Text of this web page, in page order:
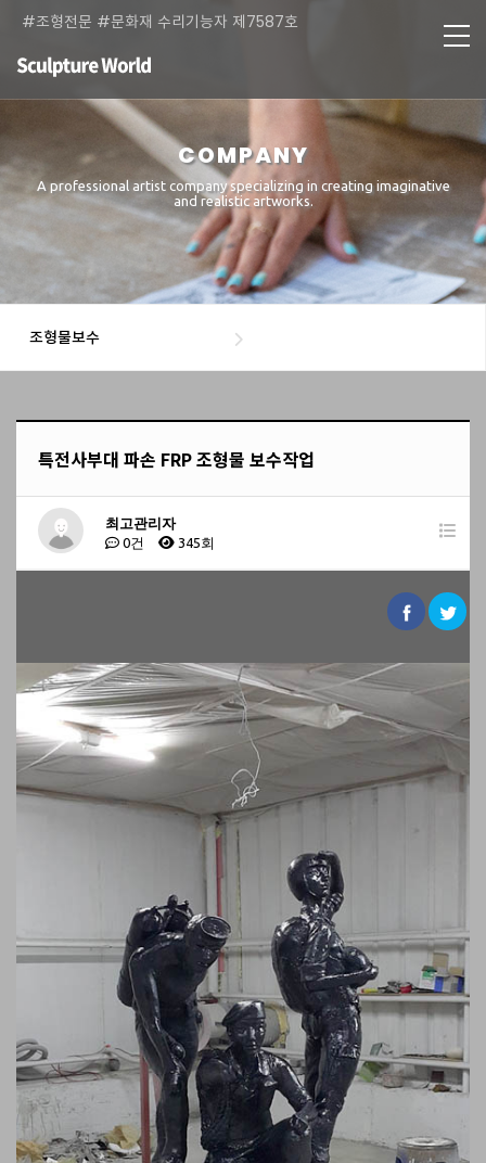
#조형전문 #문화재 수리기능자 제7587호
COMPANY
A professional artist company specializing in creating imaginative
and realistic artworks.
조형물보수
특전사부대 파손 FRP 조형물 보수작업
최고관리자
0건
345회